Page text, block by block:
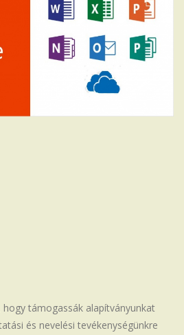
hogy támogassák alapítványunkat
és nevelési tevékenységünkre